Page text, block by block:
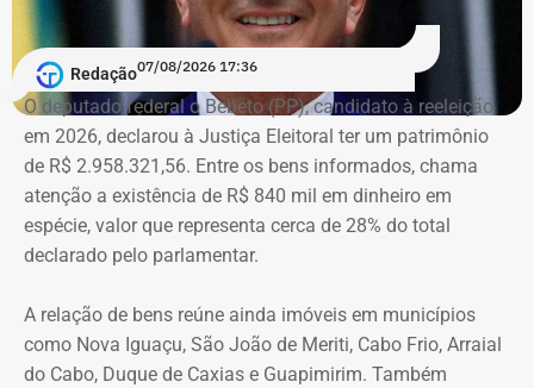
A acusação afirma que esses canais passaram a
apresentar Crivella como responsável direto por obras,
serviços e programas públicos. Um exemplo disso,
segundo a Ação Popular, foram as publicações em que
Crivella aparece anunciando entregas de obras e
reformas de praças, além de mensagens em primeira
pessoa, como: “Estamos aqui recuperando os aparelhos
da praça”.
*Com informações do g1
Redação07/08/2026 17:36
O deputado federal o Bebeto (PP), candidato à reeleição
em 2026, declarou à Justiça Eleitoral ter um patrimônio
de R$ 2.958.321,56. Entre os bens informados, chama
atenção a existência de R$ 840 mil em dinheiro em
espécie, valor que representa cerca de 28% do total
declarado pelo parlamentar.
A relação de bens reúne ainda imóveis em municípios
como Nova Iguaçu, São João de Meriti, Cabo Frio, Arraial
do Cabo, Duque de Caxias e Guapimirim. Também